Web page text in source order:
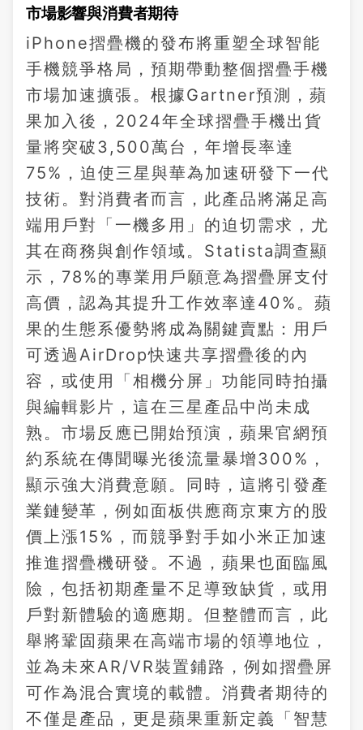
市場影響與消費者期待
iPhone摺疊機的發布將重塑全球智能
手機競爭格局，預期帶動整個摺疊手機
市場加速擴張。根據Gartner預測，蘋
果加入後，2024年全球摺疊手機出貨
量將突破3,500萬台，年增長率達
75%，迫使三星與華為加速研發下一代
技術。對消費者而言，此產品將滿足高
端用戶對「一機多用」的迫切需求，尤
其在商務與創作領域。Statista調查顯
示，78%的專業用戶願意為摺疊屏支付
高價，認為其提升工作效率達40%。蘋
果的生態系優勢將成為關鍵賣點：用戶
可透過AirDrop快速共享摺疊後的內
容，或使用「相機分屏」功能同時拍攝
與編輯影片，這在三星產品中尚未成
熟。市場反應已開始預演，蘋果官網預
約系統在傳聞曝光後流量暴增300%，
顯示強大消費意願。同時，這將引發產
業鏈變革，例如面板供應商京東方的股
價上漲15%，而競爭對手如小米正加速
推進摺疊機研發。不過，蘋果也面臨風
險，包括初期產量不足導致缺貨，或用
戶對新體驗的適應期。但整體而言，此
舉將鞏固蘋果在高端市場的領導地位，
並為未來AR/VR裝置鋪路，例如摺疊屏
可作為混合實境的載體。消費者期待的
不僅是產品，更是蘋果重新定義「智慧